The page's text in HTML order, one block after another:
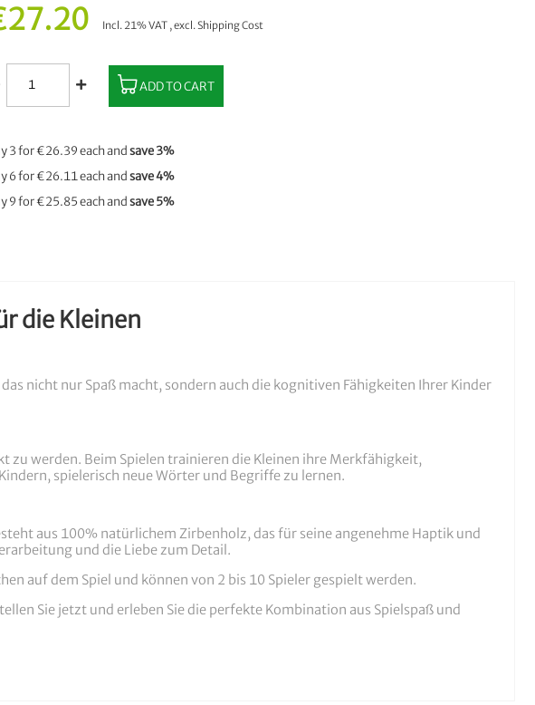
Incl. 21% VAT ,excl.Shipping Cost
ADD TO CART
3 for€26.39each andsave3%
6 for€26.11each andsave4%
9 for€25.85each andsave5%
die Kleinen
nicht nur Spaß macht, sondern auch die kognitiven Fähigkeiten Ihrer Kinder
zu werden. Beim Spielen trainieren die Kleinen ihre Merkfähigkeit,
spielerisch neue Wörter und Begriffe zu lernen.
aus 100% natürlichem Zirbenholz, das für seine angenehme Haptik und
und die Liebe zum Detail.
auf dem Spiel und können von 2 bis 10 Spieler gespielt werden.
Sie jetzt und erleben Sie die perfekte Kombination aus Spielspaß und